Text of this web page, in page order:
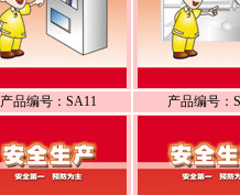
产品编号：SA11 产品编号：